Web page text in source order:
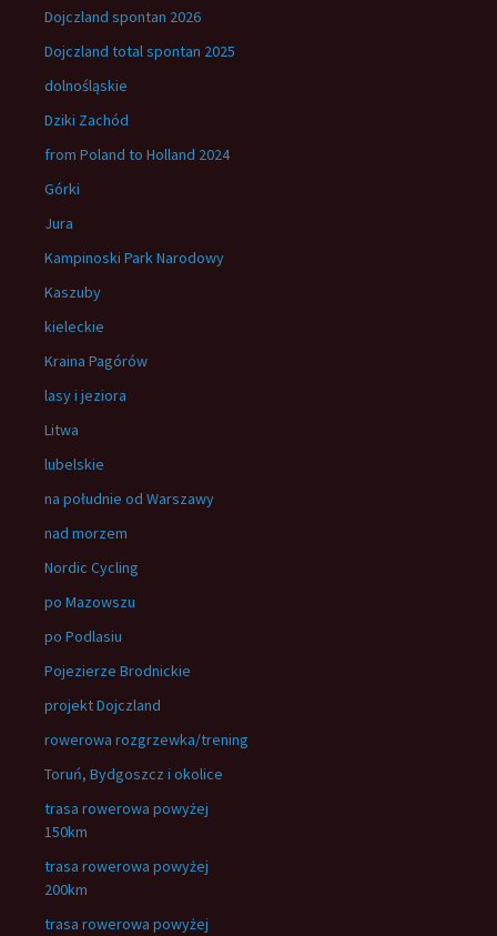
Dojczland spontan 2026
Dojczland total spontan 2025
dolnośląskie
Dziki Zachód
from Poland to Holland 2024
Górki
Jura
Kampinoski Park Narodowy
Kaszuby
kieleckie
Kraina Pagórów
lasy i jeziora
Litwa
lubelskie
na południe od Warszawy
nad morzem
Nordic Cycling
po Mazowszu
po Podlasiu
Pojezierze Brodnickie
projekt Dojczland
rowerowa rozgrzewka/trening
Toruń, Bydgoszcz i okolice
trasa rowerowa powyżej
150km
trasa rowerowa powyżej
200km
trasa rowerowa powyżej